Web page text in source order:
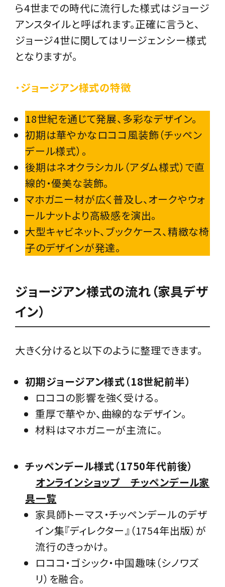
ら4世までの時代に流行した様式はジョージ
アンスタイルと呼ばれます。正確に言うと、
ジョージ4世に関してはリージェンシー様式
となりますが。
・ジョージアン様式の特徴
18世紀を通じて発展、多彩なデザイン。
初期は華やかなロココ風装飾（チッペン
デール様式）。
後期はネオクラシカル（アダム様式）で直
線的・優美な装飾。
マホガニー材が広く普及し、オークやウォ
ールナットより高級感を演出。
大型キャビネット、ブックケース、精緻な椅
子のデザインが発達。
ジョージアン様式の流れ（家具デザ
イン）
大きく分けると以下のように整理できます。
初期ジョージアン様式（18世紀前半）
ロココの影響を強く受ける。
重厚で華やか、曲線的なデザイン。
材料はマホガニーが主流に。
チッペンデール様式（1750年代前後）
オンラインショップ チッペンデール家
具一覧
家具師トーマス・チッペンデールのデザ
イン集『ディレクター』（1754年出版）が
流行のきっかけ。
ロココ・ゴシック・中国趣味（シノワズ
リ）を融合。